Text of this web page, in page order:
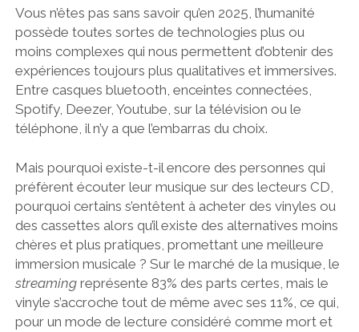
Vous n’êtes pas sans savoir qu’en 2025, l’humanité
possède toutes sortes de technologies plus ou
moins complexes qui nous permettent d’obtenir des
expériences toujours plus qualitatives et immersives.
Entre casques bluetooth, enceintes connectées,
Spotify, Deezer, Youtube, sur la télévision ou le
téléphone, il n’y a que l’embarras du choix.
Mais pourquoi existe-t-il encore des personnes qui
préfèrent écouter leur musique sur des lecteurs CD,
pourquoi certains s’entêtent à acheter des vinyles ou
des cassettes alors qu’il existe des alternatives moins
chères et plus pratiques, promettant une meilleure
immersion musicale ? Sur le marché de la musique, le
streamingreprésente 83% des parts certes, mais le
vinyle s’accroche tout de même avec ses 11%, ce qui,
pour un mode de lecture considéré comme mort et